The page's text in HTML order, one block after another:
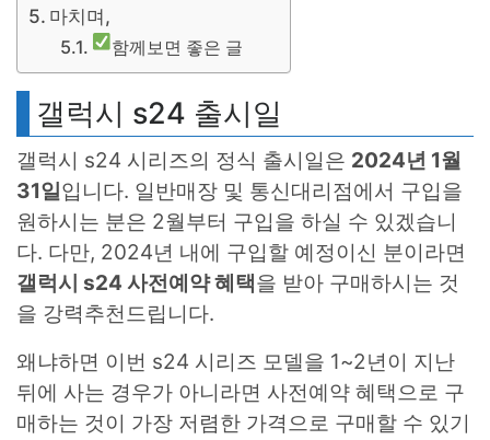
마치며,
함께보면 좋은 글
갤럭시 s24 출시일
갤럭시 s24 시리즈의 정식 출시일은 2024년 1월
31일입니다. 일반매장 및 통신대리점에서 구입을
원하시는 분은 2월부터 구입을 하실 수 있겠습니
다. 다만, 2024년 내에 구입할 예정이신 분이라면
갤럭시 s24 사전예약 혜택을 받아 구매하시는 것
을 강력추천드립니다.
왜냐하면 이번 s24 시리즈 모델을 1~2년이 지난
뒤에 사는 경우가 아니라면 사전예약 혜택으로 구
매하는 것이 가장 저렴한 가격으로 구매할 수 있기